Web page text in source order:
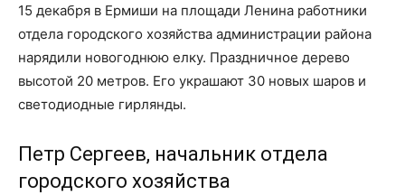
15 декабря в Ермиши на площади Ленина работники
отдела городского хозяйства администрации района
нарядили новогоднюю елку. Праздничное дерево
высотой 20 метров. Его украшают 30 новых шаров и
светодиодные гирлянды.
Петр Сергеев, начальник отдела
городского хозяйства